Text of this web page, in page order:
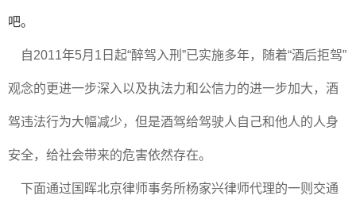
吧。
自2011年5月1日起“醉驾入刑”已实施多年，随着“酒后拒驾”
观念的更进一步深入以及执法力和公信力的进一步加大，酒
驾违法行为大幅减少，但是酒驾给驾驶人自己和他人的人身
安全，给社会带来的危害依然存在。
下面通过国晖北京律师事务所杨家兴律师代理的一则交通